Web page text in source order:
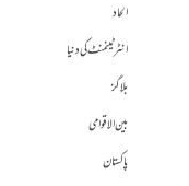
الحاد
انٹرٹینمنٹ کی دنیا
بلاگز
بین الاقوامی
پاکستان